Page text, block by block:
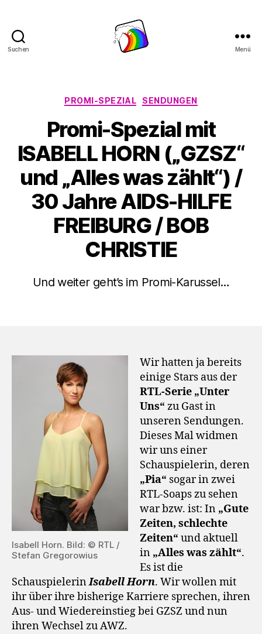
Suchen Menü
Kategorien
PROMI-SPEZIAL SENDUNGEN
Promi-Spezial mit
ISABELL HORN („GZSZ“
und „Alles was zählt“) /
30 Jahre AIDS-HILFE
FREIBURG / BOB
CHRISTIE
Und weiter geht’s im Promi-Karussel…
Isabell Horn. Bild: © RTL /
Stefan Gregorowius
Wir hatten ja bereits
einige Stars aus der
RTL-Serie „Unter
Uns“ zu Gast in
unseren Sendungen.
Dieses Mal widmen
wir uns einer
Schauspielerin, deren
„Pia“ sogar in zwei
RTL-Soaps zu sehen
war bzw. ist: In „Gute
Zeiten, schlechte
Zeiten“ und aktuell
in „Alles was zählt“.
Es ist die
SchauspielerinIsabell Horn. Wir wollen mit
ihr über ihre bisherige Karriere sprechen, ihren
Aus- und Wiedereinstieg bei GZSZ und nun
ihren Wechsel zu AWZ.